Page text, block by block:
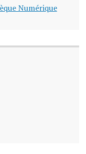
Numérique